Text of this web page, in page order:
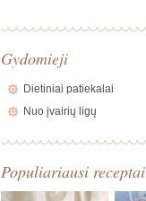
Gydomieji
Dietiniai patiekalai
Nuo įvairių ligų
Populiariausi receptai